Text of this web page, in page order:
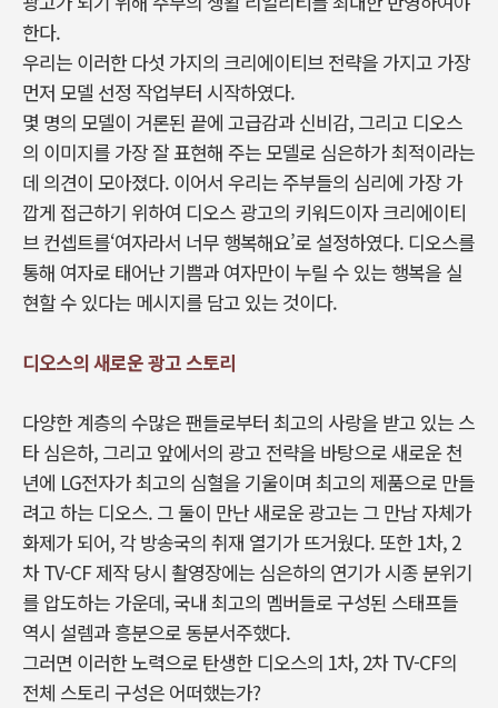
한다.
우리는 이러한 다섯 가지의 크리에이티브 전략을 가지고 가장
먼저 모델 선정 작업부터 시작하였다.
몇 명의 모델이 거론된 끝에 고급감과 신비감, 그리고 디오스
의 이미지를 가장 잘 표현해 주는 모델로 심은하가 최적이라는
데 의견이 모아졌다. 이어서 우리는 주부들의 심리에 가장 가
깝게 접근하기 위하여 디오스 광고의 키워드이자 크리에이티
브 컨셉트를‘여자라서 너무 행복해요’로 설정하였다. 디오스를
통해 여자로 태어난 기쁨과 여자만이 누릴 수 있는 행복을 실
현할 수 있다는 메시지를 담고 있는 것이다.
디오스의 새로운 광고 스토리
다양한 계층의 수많은 팬들로부터 최고의 사랑을 받고 있는 스
타 심은하, 그리고 앞에서의 광고 전략을 바탕으로 새로운 천
년에 LG전자가 최고의 심혈을 기울이며 최고의 제품으로 만들
려고 하는 디오스. 그 둘이 만난 새로운 광고는 그 만남 자체가
화제가 되어, 각 방송국의 취재 열기가 뜨거웠다. 또한 1차, 2
차 TV-CF 제작 당시 촬영장에는 심은하의 연기가 시종 분위기
를 압도하는 가운데, 국내 최고의 멤버들로 구성된 스태프들
역시 설렘과 흥분으로 동분서주했다.
그러면 이러한 노력으로 탄생한 디오스의 1차, 2차 TV-CF의
전체 스토리 구성은 어떠했는가?